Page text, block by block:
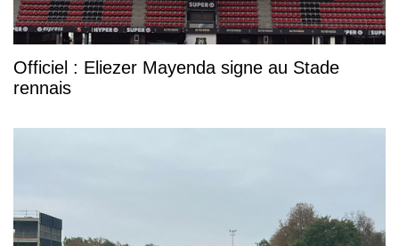
Officiel : Eliezer Mayenda signe au Stade
rennais